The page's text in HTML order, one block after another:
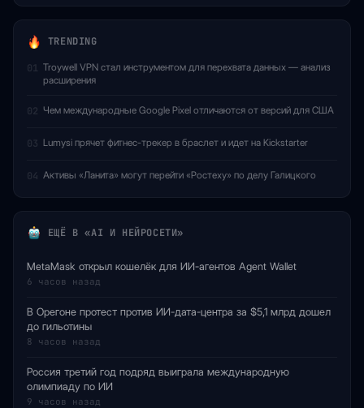
TRENDING
01 Troywell VPN стал инструментом для перехвата данных — анализ
расширения
02 Чем международные Google Pixel отличаются от версий для США
03 Lumysi прячет фитнес-трекер в браслет и идет на Kickstarter
04 Активы «Ланита» могут перейти «Ростеху» по делу Галицкого
ЕЩЁ В «AI И НЕЙРОСЕТИ»
MetaMask открыл кошелёк для ИИ-агентов Agent Wallet
6 часов назад
В Орегоне протест против ИИ-дата-центра за $5,1 млрд дошел
до гильотины
8 часов назад
Россия третий год подряд выиграла международную
олимпиаду по ИИ
9 часов назад